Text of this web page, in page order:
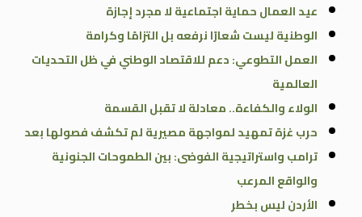
عيد العمال حماية اجتماعية لا مجرد إجازة
الوطنية ليست شعارًا نرفعه بل التزامًا وكرامة
العمل التطوعي: دعم للاقتصاد الوطني في ظل التحديات
العالمية
الولاء والكفاءة.. معادلة لا تقبل القسمة
حرب غزة تمهيد لمواجهة مصيرية لم تكشف فصولها بعد
ترامب واستراتيجية الفوضى: بين الطموحات الجنونية
والواقع المرعب
الأردن ليس بخطر